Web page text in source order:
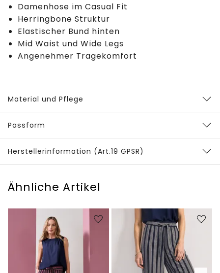
Damenhose im Casual Fit
Herringbone Struktur
Elastischer Bund hinten
Mid Waist und Wide Legs
Angenehmer Tragekomfort
Material und Pflege
Passform
Herstellerinformation (Art.19 GPSR)
Ähnliche Artikel